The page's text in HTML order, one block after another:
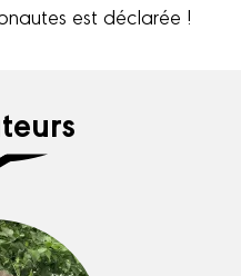
est déclarée !